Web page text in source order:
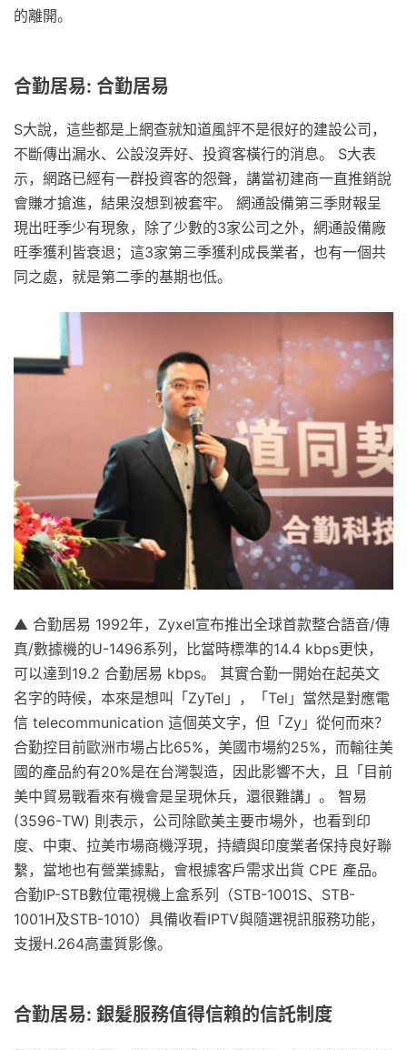
的離開。
合勤居易: 合勤居易
S大說，這些都是上網查就知道風評不是很好的建設公司，
不斷傳出漏水、公設沒弄好、投資客橫行的消息。 S大表
示，網路已經有一群投資客的怨聲，講當初建商一直推銷說
會賺才搶進，結果沒想到被套牢。 網通設備第三季財報呈
現出旺季少有現象，除了少數的3家公司之外，網通設備廠
旺季獲利皆衰退；這3家第三季獲利成長業者，也有一個共
同之處，就是第二季的基期也低。
▲ 合勤居易 1992年，Zyxel宣布推出全球首款整合語音/傳
真/數據機的U-1496系列，比當時標準的14.4 kbps更快，
可以達到19.2 合勤居易 kbps。 其實合勤一開始在起英文
名字的時候，本來是想叫「ZyTel」，「Tel」當然是對應電
信 telecommunication 這個英文字，但「Zy」從何而來？
合勤控目前歐洲市場占比65%，美國市場約25%，而輸往美
國的產品約有20%是在台灣製造，因此影響不大，且「目前
美中貿易戰看來有機會是呈現休兵，還很難講」。 智易
(3596-TW) 則表示，公司除歐美主要市場外，也看到印
度、中東、拉美市場商機浮現，持續與印度業者保持良好聯
繫，當地也有營業據點，會根據客戶需求出貨 CPE 產品。
合勤IP-STB數位電視機上盒系列（STB-1001S、STB-
1001H及STB-1010）具備收看IPTV與隨選視訊服務功能，
支援H.264高畫質影像。
合勤居易: 銀髮服務值得信賴的信託制度